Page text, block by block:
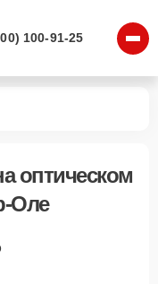
100-91-25
оптическом
Оле